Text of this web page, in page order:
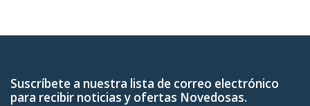
Suscríbete a nuestra lista de correo electrónico
para recibir noticias y ofertas Novedosas.